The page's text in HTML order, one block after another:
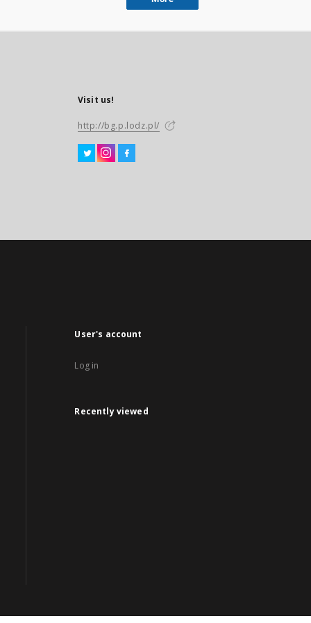
Visit us!
http://bg.p.lodz.pl/
User's account
Log in
Recently viewed